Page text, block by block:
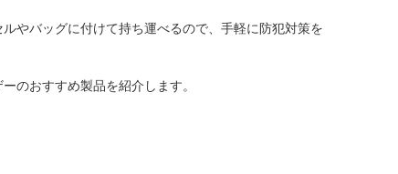
やバッグに付けて持ち運べるので、手軽に防犯対策を
のおすすめ製品を紹介します。